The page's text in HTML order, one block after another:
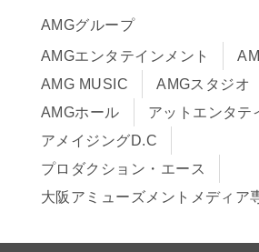
入学までの流れ
学費サポート・各種制度
学費について
Q&A
サイトポリシー
在校生・保護者の方へ
卒業生の皆様へ
AMGグループ
AMGエンタテインメント
AMG MUSIC
AMGスタジオ
AMGホール
アットエンタテ
アメイジングD.C
プロダクション・エース
大阪アミューズメントメディア